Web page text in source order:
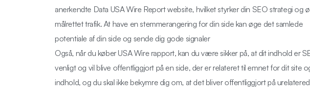
anerkendte Data USA Wire Report website, hvilket styrker din SEO strategi og
målrettet trafik. At have en stemmerangering for din side kan øge det samlede
potentiale af din side og sende dig gode signaler
Også, når du køber USA Wire rapport, kan du være sikker på, at dit indhold er
venligt og vil blive offentliggjort på en side, der er relateret til emnet for dit site
indhold, og du skal ikke bekymre dig om, at det bliver offentliggjort på